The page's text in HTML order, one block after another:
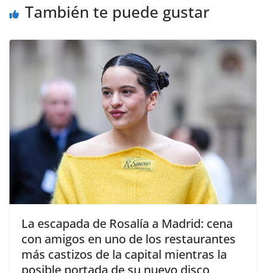
También te puede gustar
​La escapada de Rosalía a Madrid: cena
con amigos en uno de los restaurantes
más castizos de la capital mientras la